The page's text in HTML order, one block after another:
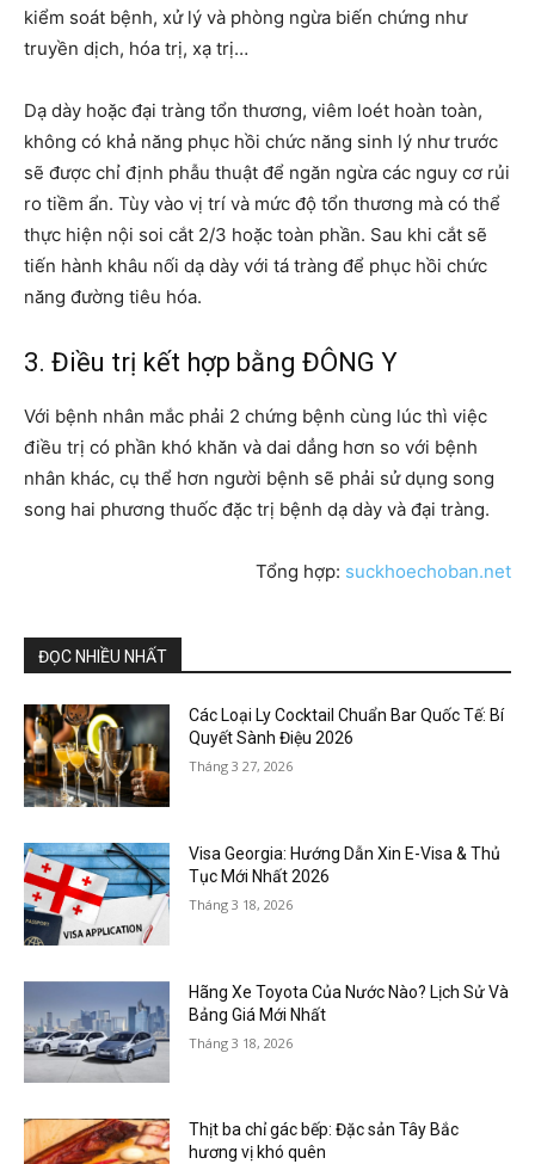
kiểm soát bệnh, xử lý và phòng ngừa biến chứng như
truyền dịch, hóa trị, xạ trị…
Dạ dày hoặc đại tràng tổn thương, viêm loét hoàn toàn,
không có khả năng phục hồi chức năng sinh lý như trước
sẽ được chỉ định phẫu thuật để ngăn ngừa các nguy cơ rủi
ro tiềm ẩn. Tùy vào vị trí và mức độ tổn thương mà có thể
thực hiện nội soi cắt 2/3 hoặc toàn phần. Sau khi cắt sẽ
tiến hành khâu nối dạ dày với tá tràng để phục hồi chức
năng đường tiêu hóa.
3. Điều trị kết hợp bằng ĐÔNG Y
Với bệnh nhân mắc phải 2 chứng bệnh cùng lúc thì việc
điều trị có phần khó khăn và dai dẳng hơn so với bệnh
nhân khác, cụ thể hơn người bệnh sẽ phải sử dụng song
song hai phương thuốc đặc trị bệnh dạ dày và đại tràng.
Tổng hợp: suckhoechoban.net
ĐỌC NHIỀU NHẤT
Các Loại Ly Cocktail Chuẩn Bar Quốc Tế: Bí
Quyết Sành Điệu 2026
Tháng 3 27, 2026
Visa Georgia: Hướng Dẫn Xin E-Visa & Thủ
Tục Mới Nhất 2026
Tháng 3 18, 2026
Hãng Xe Toyota Của Nước Nào? Lịch Sử Và
Bảng Giá Mới Nhất
Tháng 3 18, 2026
Thịt ba chỉ gác bếp: Đặc sản Tây Bắc
hương vị khó quên